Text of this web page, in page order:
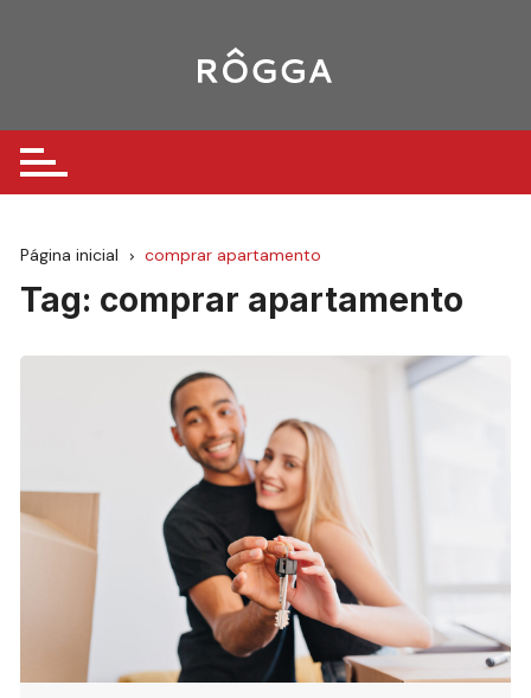
Página inicial comprar apartamento
Tag: comprar apartamento